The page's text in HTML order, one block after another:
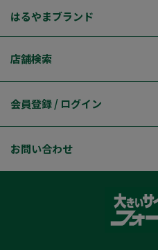
はるやまブランド
店舗検索
会員登録 / ログイン
お問い合わせ